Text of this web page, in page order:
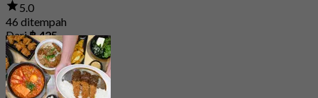
5.0
46 ditempah
Dari฿ 425